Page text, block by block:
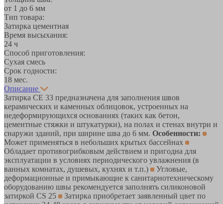
от 1 до 6 мм
Тип товара:
Затирка цементная
Время высыхания:
24 ч
Способ приготовления:
Сухая смесь
Срок годности:
18 мес.
Описание
Затирка CE 33 предназначена для заполнения швов
керамических и каменных облицовок, устроенных на
недеформирующихся основаниях (таких как бетон,
цементные стяжки и штукатурки), на полах и стенах внутри и
снаружи зданий, при ширине шва до 6 мм. Особенности:
Может применяться в небольших крытых бассейнах
Обладает противогрибковым действием и пригодна для
эксплуатации в условиях периодического увлажнения (в
ванных комнатах, душевых, кухнях и т.п.)
Угловые,
деформационные и примыкающие к санитарнотехническому
оборудованию швы рекомендуется заполнять силиконовой
затиркой CS 25
Затирка приобретает заявленный цвет по